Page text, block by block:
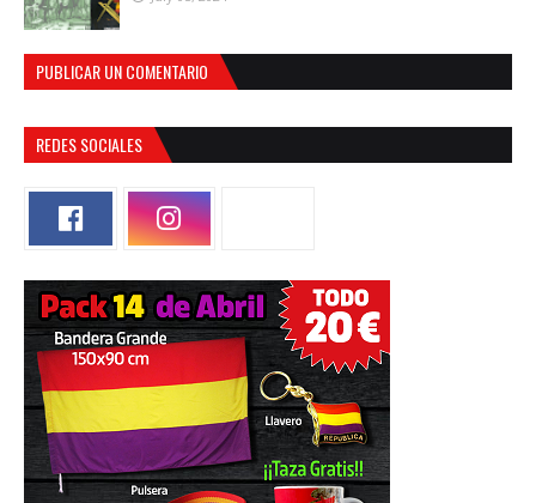
PUBLICAR UN COMENTARIO
REDES SOCIALES